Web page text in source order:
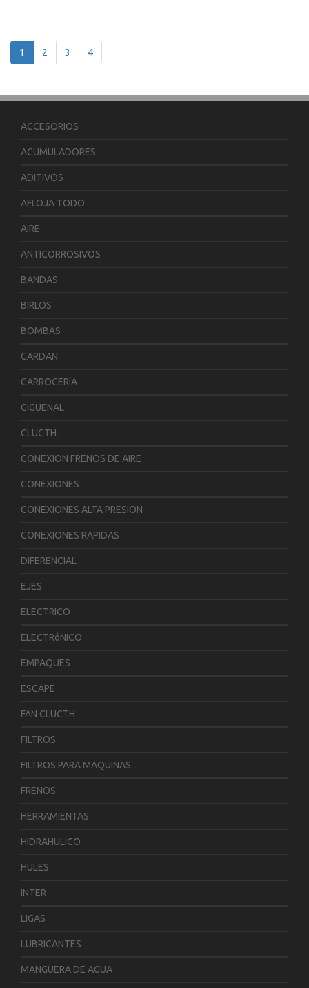
1 2 3 4
ACCESORIOS
ACUMULADORES
ADITIVOS
AFLOJA TODO
AIRE
ANTICORROSIVOS
BANDAS
BIRLOS
BOMBAS
CARDAN
CARROCERíA
CIGUENAL
CLUCTH
CONEXION FRENOS DE AIRE
CONEXIONES
CONEXIONES ALTA PRESION
CONEXIONES RAPIDAS
DIFERENCIAL
EJES
ELECTRICO
ELECTRóNICO
EMPAQUES
ESCAPE
FAN CLUCTH
FILTROS
FILTROS PARA MAQUINAS
FRENOS
HERRAMIENTAS
HIDRAHULICO
HULES
INTER
LIGAS
LUBRICANTES
MANGUERA DE AGUA